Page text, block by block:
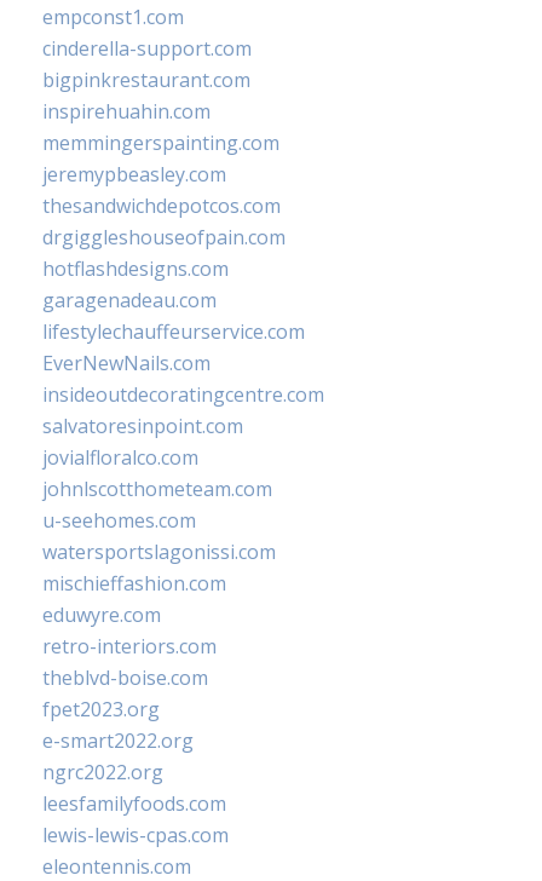
empconst1.com
cinderella-support.com
bigpinkrestaurant.com
inspirehuahin.com
memmingerspainting.com
jeremypbeasley.com
thesandwichdepotcos.com
drgiggleshouseofpain.com
hotflashdesigns.com
garagenadeau.com
lifestylechauffeurservice.com
EverNewNails.com
insideoutdecoratingcentre.com
salvatoresinpoint.com
jovialfloralco.com
johnlscotthometeam.com
u-seehomes.com
watersportslagonissi.com
mischieffashion.com
eduwyre.com
retro-interiors.com
theblvd-boise.com
fpet2023.org
e-smart2022.org
ngrc2022.org
leesfamilyfoods.com
lewis-lewis-cpas.com
eleontennis.com